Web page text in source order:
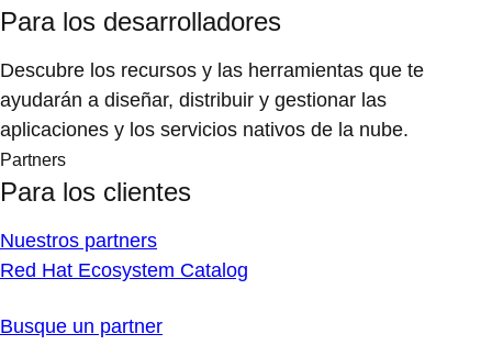
Para los desarrolladores
Descubre los recursos y las herramientas que te
ayudarán a diseñar, distribuir y gestionar las
aplicaciones y los servicios nativos de la nube.
Partners
Para los clientes
Nuestros partners
Red Hat Ecosystem Catalog
Busque un partner